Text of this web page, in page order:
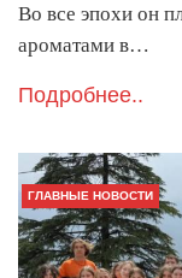
Во все эпохи он
ароматами в…
Подробнее..
ГЛАВНЫЕ НОВОСТИ